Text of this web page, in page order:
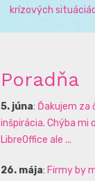
krízových
Poradňa
5. júna: Ďakujem za
inšpirácia. Chýba
LibreOffice ale ...
26. mája: Firmy by